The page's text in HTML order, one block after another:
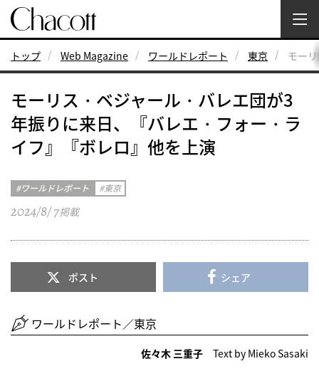
トップ Web Magazine ワールドレポート 東京 モー
モーリス・ベジャール・バレエ団が3
年振りに来日、『バレエ・フォー・ラ
イフ』『ボレロ』他を上演
ワールドレポート 東京
2024/8/ 7掲載
ポスト シェア
ワールドレポート／東京
佐々木 三重子 Text by Mieko Sasaki